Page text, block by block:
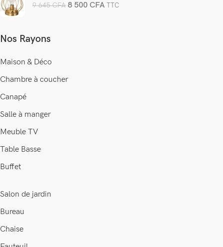
9 645CFA 8 500CFA TTC
Nos Rayons
Maison & Déco
Chambre à coucher
Canapé
Salle à manger
Meuble TV
Table Basse
Buffet
Salon de jardin
Bureau
Chaise